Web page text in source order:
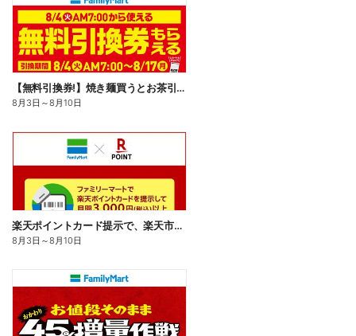
【無料引換券!】焼き麺買うとお茶引換券貰える!
8月3日 ～8月10日
楽天ポイントカード提示で、楽天市場でのお買い物がおトクに!
8月3日 ～8月10日